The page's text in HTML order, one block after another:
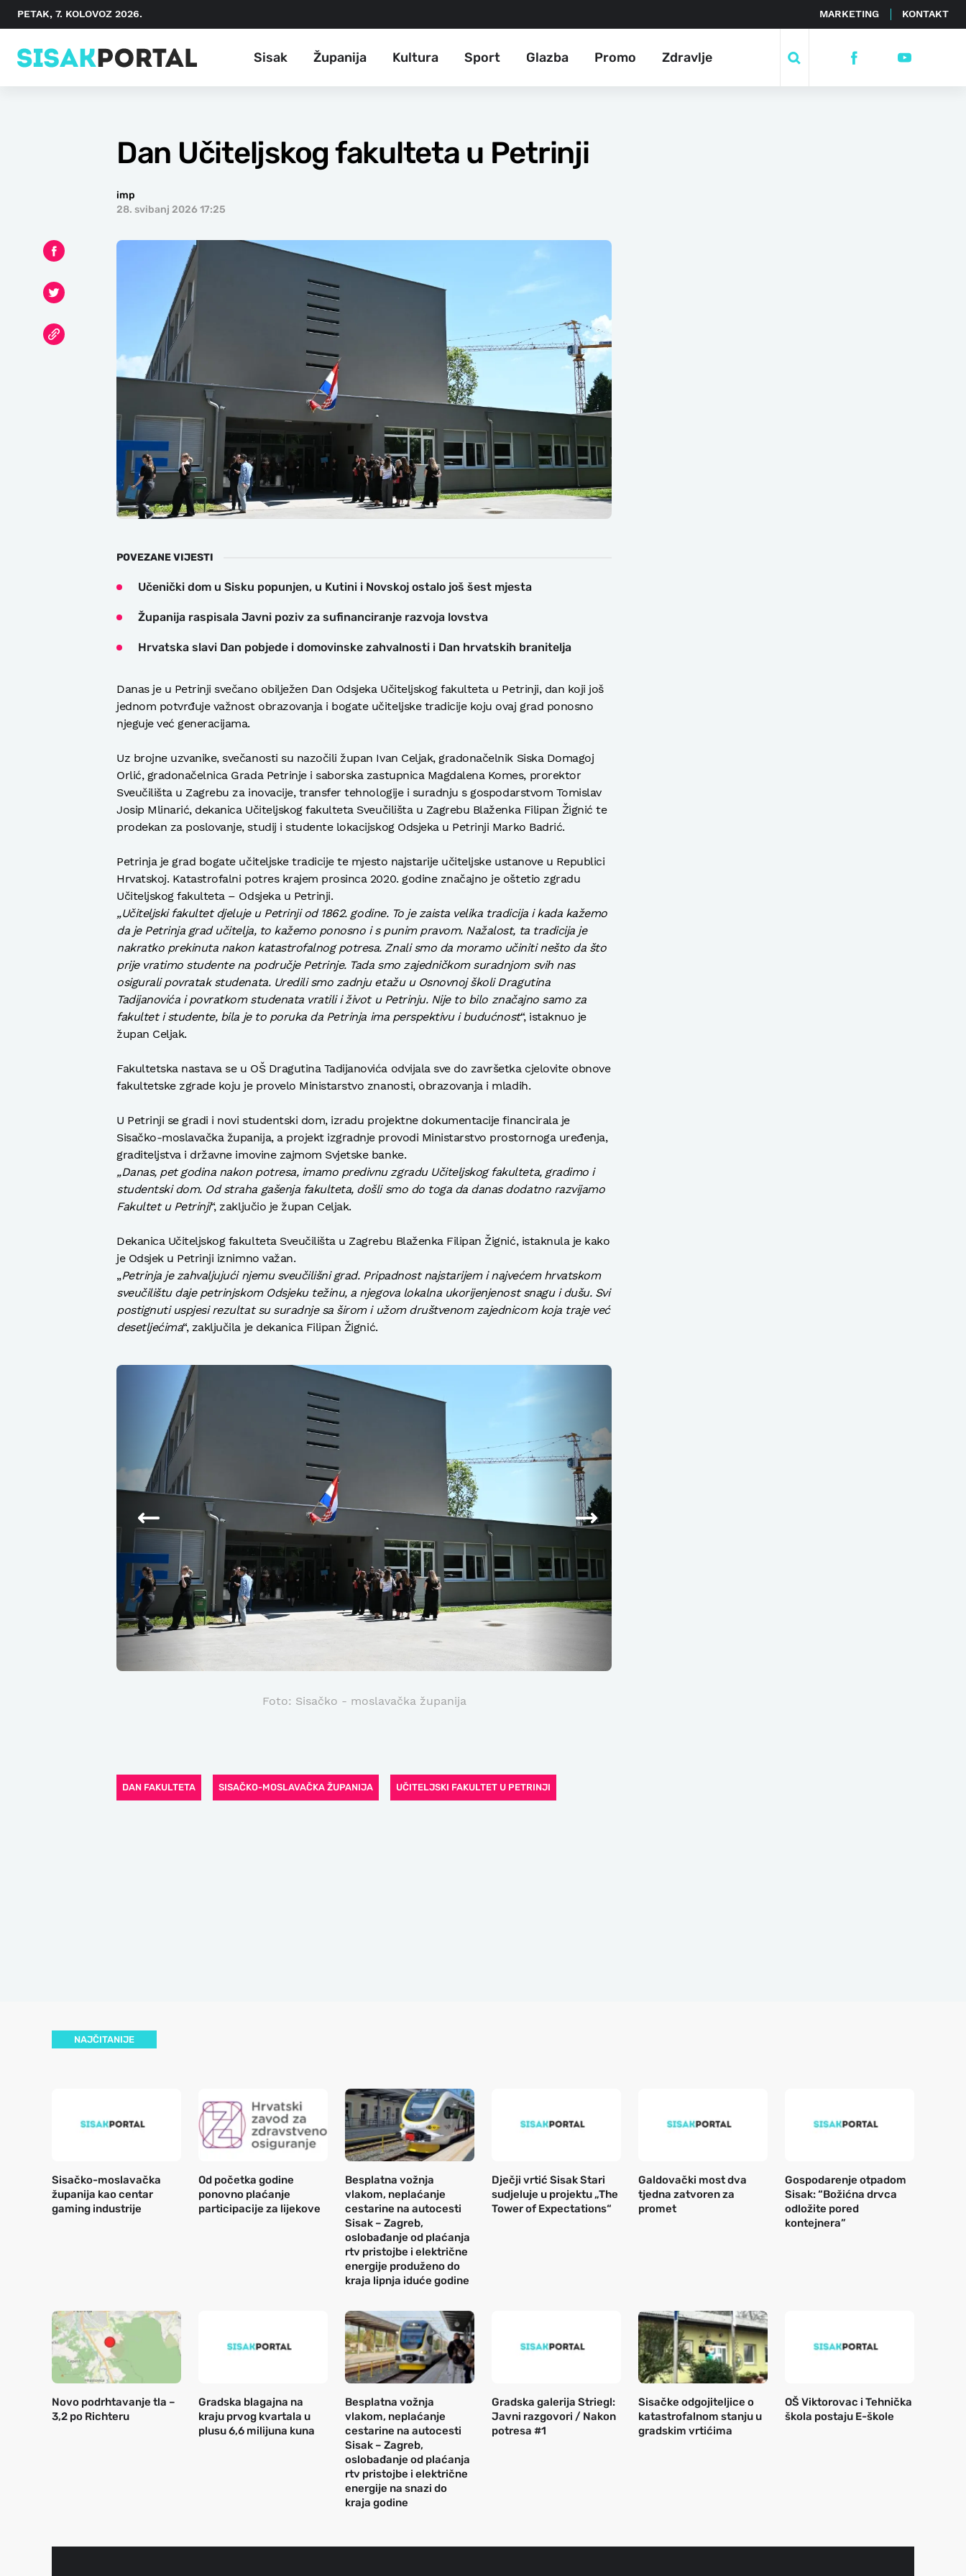
PETAK, 7. KOLOVOZ 2026. MARKETING KONTAKT
Sisak Županija Kultura Sport Glazba Promo Zdravlje
Dan Učiteljskog fakulteta u Petrinji
imp
28. svibanj 2026 17:25
POVEZANE VIJESTI
Učenički dom u Sisku popunjen, u Kutini i Novskoj ostalo još šest mjesta
Županija raspisala Javni poziv za sufinanciranje razvoja lovstva
Hrvatska slavi Dan pobjede i domovinske zahvalnosti i Dan hrvatskih branitelja
Danas je u Petrinji svečano obilježen Dan Odsjeka Učiteljskog fakulteta u Petrinji, dan koji još
jednom potvrđuje važnost obrazovanja i bogate učiteljske tradicije koju ovaj grad ponosno
njeguje već generacijama.
Uz brojne uzvanike, svečanosti su nazočili župan Ivan Celjak, gradonačelnik Siska Domagoj
Orlić, gradonačelnica Grada Petrinje i saborska zastupnica Magdalena Komes, prorektor
Sveučilišta u Zagrebu za inovacije, transfer tehnologije i suradnju s gospodarstvom Tomislav
Josip Mlinarić, dekanica Učiteljskog fakulteta Sveučilišta u Zagrebu Blaženka Filipan Žignić te
prodekan za poslovanje, studij i studente lokacijskog Odsjeka u Petrinji Marko Badrić.
Petrinja je grad bogate učiteljske tradicije te mjesto najstarije učiteljske ustanove u Republici
Hrvatskoj. Katastrofalni potres krajem prosinca 2020. godine značajno je oštetio zgradu
Učiteljskog fakulteta – Odsjeka u Petrinji.
„Učiteljski fakultet djeluje u Petrinji od 1862. godine. To je zaista velika tradicija i kada kažemo
da je Petrinja grad učitelja, to kažemo ponosno i s punim pravom. Nažalost, ta tradicija je
nakratko prekinuta nakon katastrofalnog potresa. Znali smo da moramo učiniti nešto da što
prije vratimo studente na područje Petrinje. Tada smo zajedničkom suradnjom svih nas
osigurali povratak studenata. Uredili smo zadnju etažu u Osnovnoj školi Dragutina
Tadijanovića i povratkom studenata vratili i život u Petrinju. Nije to bilo značajno samo za
fakultet i studente, bila je to poruka da Petrinja ima perspektivu i budućnost“, istaknuo je
župan Celjak.
Fakultetska nastava se u OŠ Dragutina Tadijanovića odvijala sve do završetka cjelovite obnove
fakultetske zgrade koju je provelo Ministarstvo znanosti, obrazovanja i mladih.
U Petrinji se gradi i novi studentski dom, izradu projektne dokumentacije financirala je
Sisačko-moslavačka županija, a projekt izgradnje provodi Ministarstvo prostornoga uređenja,
graditeljstva i državne imovine zajmom Svjetske banke.
„Danas, pet godina nakon potresa, imamo predivnu zgradu Učiteljskog fakulteta, gradimo i
studentski dom. Od straha gašenja fakulteta, došli smo do toga da danas dodatno razvijamo
Fakultet u Petrinji“, zaključio je župan Celjak.
Dekanica Učiteljskog fakulteta Sveučilišta u Zagrebu Blaženka Filipan Žignić, istaknula je kako
je Odsjek u Petrinji iznimno važan.
„Petrinja je zahvaljujući njemu sveučilišni grad. Pripadnost najstarijem i najvećem hrvatskom
sveučilištu daje petrinjskom Odsjeku težinu, a njegova lokalna ukorijenjenost snagu i dušu. Svi
postignuti uspjesi rezultat su suradnje sa širom i užom društvenom zajednicom koja traje već
desetljećima“, zaključila je dekanica Filipan Žignić.
Foto: Sisačko - moslavačka županija
DAN FAKULTETA SISAČKO-MOSLAVAČKA ŽUPANIJA UČITELJSKI FAKULTET U PETRINJI
NAJČITANIJE
Sisačko-moslavačka
županija kao centar
gaming industrije
Od početka godine
ponovno plaćanje
participacije za lijekove
Besplatna vožnja
vlakom, neplaćanje
cestarine na autocesti
Sisak – Zagreb,
oslobađanje od plaćanja
rtv pristojbe i električne
energije produženo do
kraja lipnja iduće godine
Dječji vrtić Sisak Stari
sudjeluje u projektu „The
Tower of Expectations“
Galdovački most dva
tjedna zatvoren za
promet
Gospodarenje otpadom
Sisak: “Božićna drvca
odložite pored
kontejnera”
Novo podrhtavanje tla –
3,2 po Richteru
Gradska blagajna na
kraju prvog kvartala u
plusu 6,6 milijuna kuna
Besplatna vožnja
vlakom, neplaćanje
cestarine na autocesti
Sisak – Zagreb,
oslobađanje od plaćanja
rtv pristojbe i električne
energije na snazi do
kraja godine
Gradska galerija Striegl:
Javni razgovori / Nakon
potresa #1
Sisačke odgojiteljice o
katastrofalnom stanju u
gradskim vrtićima
OŠ Viktorovac i Tehnička
škola postaju E-škole